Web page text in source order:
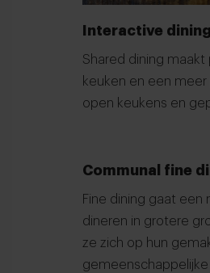
Interactive dining
Shared dining
keuken en een meer
open keukens en
Communal fine
Fine dining gaat
dineren in grotere
ze zich op hun